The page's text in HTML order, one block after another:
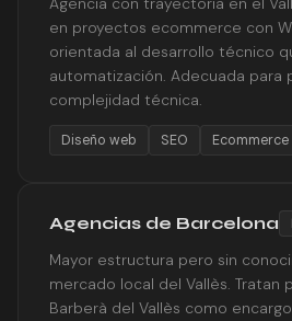
en proyectos ecommerce con
orientada al desarrollo técnico
automatización. Adecuada para
complejidad técnica.
Diseño web SEO Ecommerce
Agencias de Barcelona
Mayor estructura pero sin
mercado local del Vallès. Tratan
Barberà del Vallès como